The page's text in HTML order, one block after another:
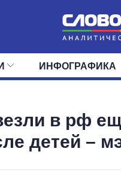
ПОЛИТИКА
ДЕПУТАТЫ
ИНФОГРАФИКА
в рф
детей –